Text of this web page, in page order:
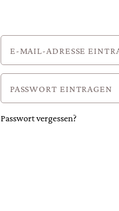
Passwort vergessen?